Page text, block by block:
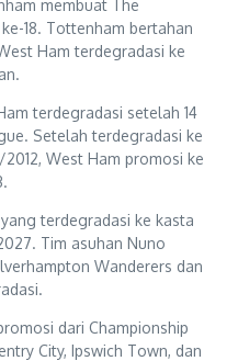
membuat The
18. Tottenham bertahan
Ham terdegradasi ke
terdegradasi setelah 14
Setelah terdegradasi ke
2012, West Ham promosi ke
terdegradasi ke kasta
Tim asuhan Nuno
Wanderers dan
dari Championship
City, Ipswich Town, dan